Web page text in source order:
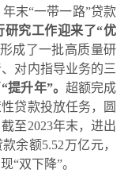
末“一带一路”贷款
研究工作迎来了“优
成了一批高质量研
对内指导业务的三
提升年”。 超额完成
贷款投放任务，圆
至2023年末，进出
余额5.52万亿元，
“双下降”。